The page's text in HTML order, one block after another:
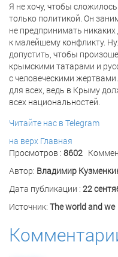
Я не хочу, чтобы
только политикой. Он
не предпринимать
к малейшему конфликту.
допустить, чтобы
крымскими татарами и
с человеческими
для всех, ведь в Крыму
всех национальностей.
Читайте нас в Telegram
на верх Главная
Просмотров : 8602
Автор: Владимир
Дата публикации : 22
Источник: The world and we